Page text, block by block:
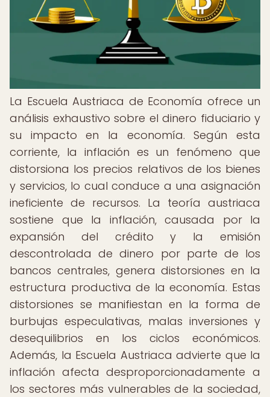
La Escuela Austriaca de Economía ofrece un
análisis exhaustivo sobre el dinero fiduciario y
su impacto en la economía. Según esta
corriente, la inflación es un fenómeno que
distorsiona los precios relativos de los bienes
y servicios, lo cual conduce a una asignación
ineficiente de recursos. La teoría austriaca
sostiene que la inflación, causada por la
expansión del crédito y la emisión
descontrolada de dinero por parte de los
bancos centrales, genera distorsiones en la
estructura productiva de la economía. Estas
distorsiones se manifiestan en la forma de
burbujas especulativas, malas inversiones y
desequilibrios en los ciclos económicos.
Además, la Escuela Austriaca advierte que la
inflación afecta desproporcionadamente a
los sectores más vulnerables de la sociedad,